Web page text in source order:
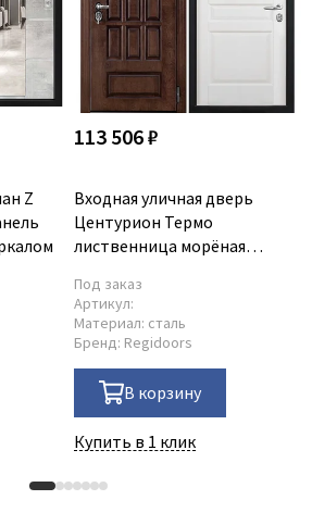
Z
113 506 ₽
Входная уличная дверь
Центурион Термо
лиственница морёная
Под заказ
Артикул:
Материал: сталь
Бренд: Regidoors
В корзину
Купить в 1 клик